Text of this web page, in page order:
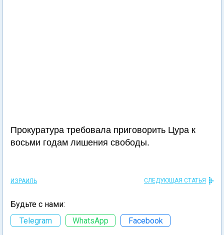
Прокуратура требовала приговорить Цура к
восьми годам лишения свободы.
ИЗРАИЛЬ СЛЕДУЮЩАЯ СТАТЬЯ
Будьте с нами:
Telegram
WhatsApp Facebook